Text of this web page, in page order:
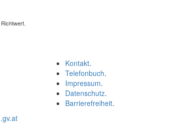
Kontakt.
Telefonbuch.
Impressum.
Datenschutz.
Barrierefreiheit.